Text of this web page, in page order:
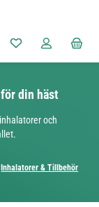
Du har 0 objekt i
din häst
och
Inhalatorer & Tillbehör